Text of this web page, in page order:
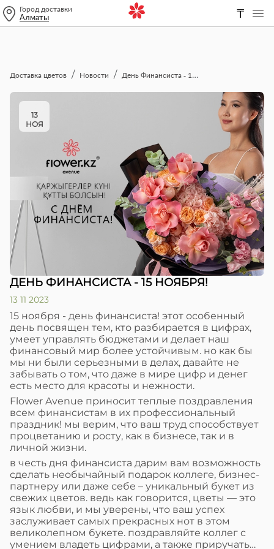
Город доставки
Алматы ₸
Доставка цветов Новости День Финансиста - 15 ноября!
13
НОЯ
ДЕНЬ ФИНАНСИСТА - 15 НОЯБРЯ!
13 11 2023
15 ноября - день финансиста! этот особенный
день посвящен тем, кто разбирается в цифрах,
умеет управлять бюджетами и делает наш
финансовый мир более устойчивым. но как бы
мы ни были серьезными в делах, давайте не
забывать о том, что даже в мире цифр и денег
есть место для красоты и нежности.
Flower Avenue приносит теплые поздравления
всем финансистам в их профессиональный
праздник! мы верим, что ваш труд способствует
процветанию и росту, как в бизнесе, так и в
личной жизни.
в честь дня финансиста дарим вам возможность
сделать необычайный подарок коллеге, бизнес-
партнеру или даже себе – уникальный букет из
свежих цветов. ведь как говорится, цветы — это
язык любви, и мы уверены, что ваш успех
заслуживает самых прекрасных нот в этом
великолепном букете. поздравляйте коллег с
умением владеть цифрами, а также приручать